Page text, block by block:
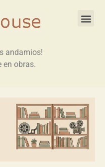
andamios!
en obras.